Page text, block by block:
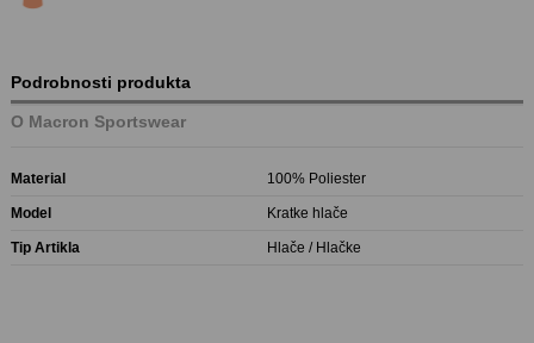
Podrobnosti produkta
O Macron Sportswear
Material 100% Poliester
Model Kratke hlače
Tip Artikla Hlače / Hlačke